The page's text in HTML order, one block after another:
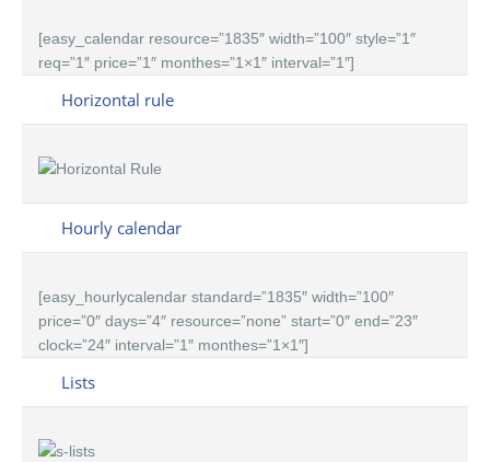
[easy_calendar resource=”1835″ width=”100″ style=”1″
req=”1″ price=”1″ monthes=”1×1″ interval=”1″]
Horizontal rule
Hourly calendar
[easy_hourlycalendar standard=”1835″ width=”100″
price=”0″ days=”4″ resource=”none” start=”0″ end=”23″
clock=”24″ interval=”1″ monthes=”1×1″]
Lists